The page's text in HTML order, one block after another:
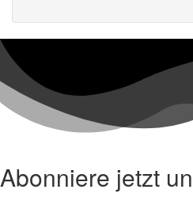
Abonniere jetzt